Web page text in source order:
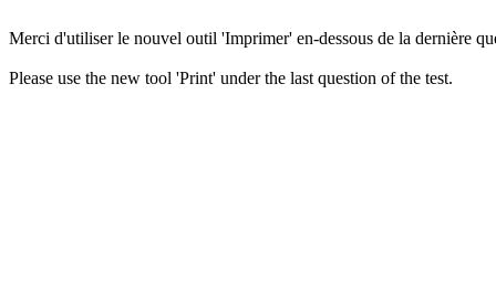
Merci d'utiliser le nouvel outil 'Imprimer' en-dessous de la dernière
Please use the new tool 'Print' under the last question of the test.